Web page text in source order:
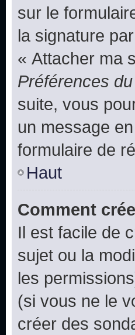
sur le
la signature
« Attacher ma
Préférences
suite, vous
un message
formulaire de
Haut
Comment
Il est facile de
sujet ou la
les
(si vous ne le
créer des